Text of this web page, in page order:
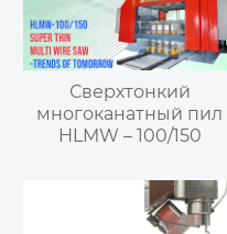
Сверхтонкий
многоканатный пил
HLMW – 100/150